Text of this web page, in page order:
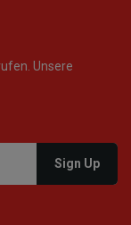
Unsere